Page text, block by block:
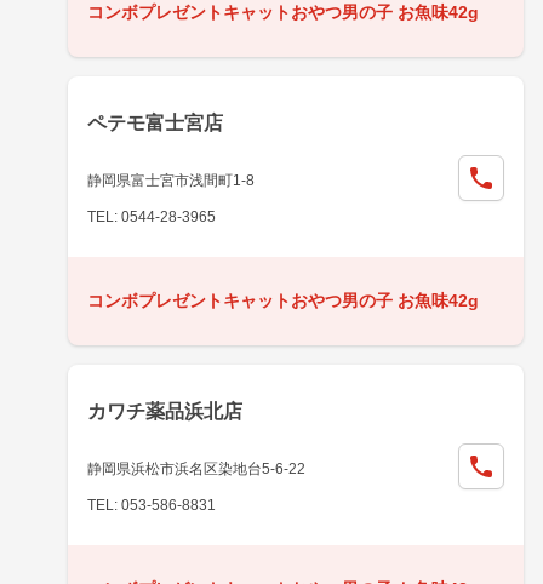
コンボプレゼントキャットおやつ男の子 お魚味42g
ペテモ富士宮店
静岡県富士宮市浅間町1-8
TEL: 0544-28-3965
コンボプレゼントキャットおやつ男の子 お魚味42g
カワチ薬品浜北店
静岡県浜松市浜名区染地台5-6-22
TEL: 053-586-8831